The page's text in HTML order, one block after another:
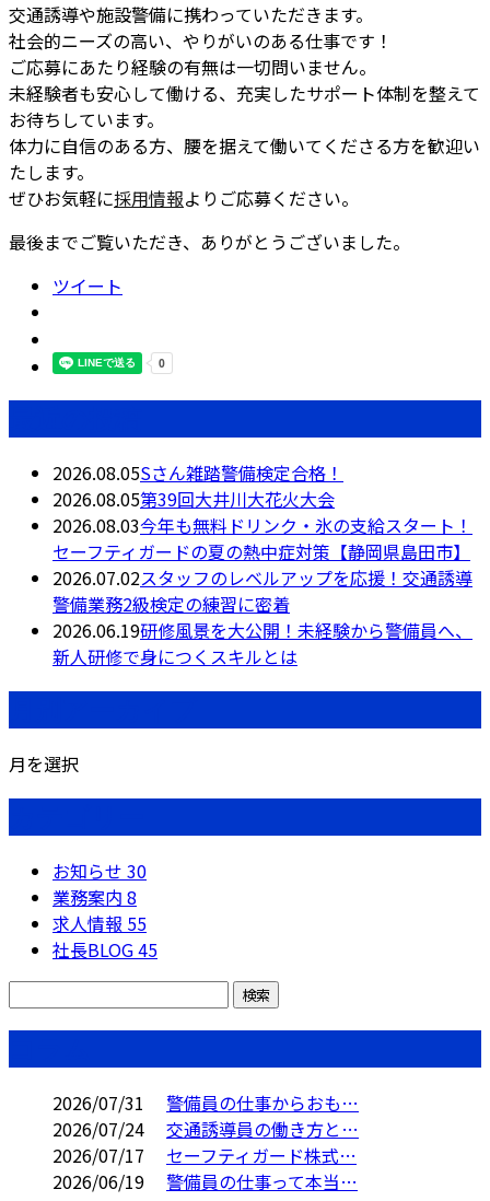
交通誘導や施設警備に携わっていただきます。
社会的ニーズの高い、やりがいのある仕事です！
ご応募にあたり経験の有無は一切問いません。
未経験者も安心して働ける、充実したサポート体制を整えて
お待ちしています。
体力に自信のある方、腰を据えて働いてくださる方を歓迎い
たします。
ぜひお気軽に採用情報よりご応募ください。
最後までご覧いただき、ありがとうございました。
ツイート
2026.08.05Sさん雑踏警備検定合格！
2026.08.05第39回大井川大花火大会
2026.08.03今年も無料ドリンク・氷の支給スタート！
セーフティガードの夏の熱中症対策【静岡県島田市】
2026.07.02スタッフのレベルアップを応援！交通誘導
警備業務2級検定の練習に密着
2026.06.19研修風景を大公開！未経験から警備員へ、
新人研修で身につくスキルとは
月を選択
お知らせ 30
業務案内 8
求人情報 55
社長BLOG45
2026/07/31
警備員の仕事からおも…
2026/07/24
交通誘導員の働き方と…
2026/07/17
セーフティガード株式…
2026/06/19
警備員の仕事って本当…